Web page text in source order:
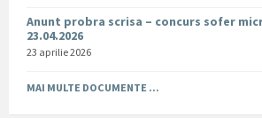
Anunt probra scrisa – concurs sofer
23.04.2026
23 aprilie 2026
MAI MULTE DOCUMENTE ...